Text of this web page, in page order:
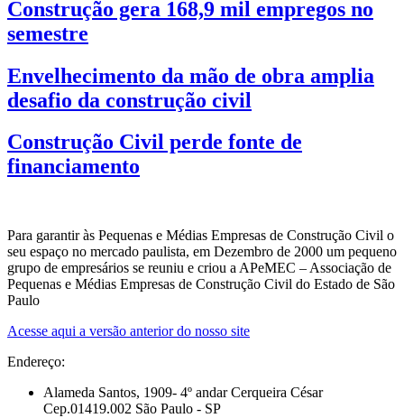
Construção gera 168,9 mil empregos no
semestre
Envelhecimento da mão de obra amplia
desafio da construção civil
Construção Civil perde fonte de
financiamento
Para garantir às Pequenas e Médias Empresas de Construção Civil o
seu espaço no mercado paulista, em Dezembro de 2000 um pequeno
grupo de empresários se reuniu e criou a APeMEC – Associação de
Pequenas e Médias Empresas de Construção Civil do Estado de São
Paulo
Acesse aqui a versão anterior do nosso site
Endereço:
Alameda Santos, 1909- 4º andar Cerqueira César
Cep.01419.002 São Paulo - SP